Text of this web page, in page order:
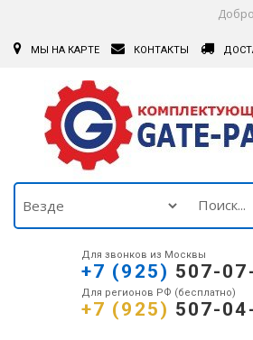
МЫ НА КАРТЕ КОНТАКТЫ
Для звонков из Москвы
+7 (925) 507-
Для регионов РФ (бесплатно)
+7 (925) 507-